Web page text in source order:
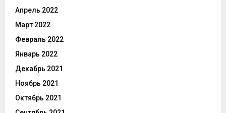
Апрель 2022
Март 2022
Февраль 2022
Январь 2022
Декабрь 2021
Ноябрь 2021
Октябрь 2021